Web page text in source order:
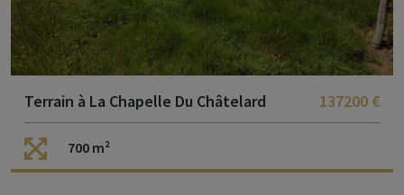
Terrain à La Chapelle Du Châtelard 137200 €
700 m²